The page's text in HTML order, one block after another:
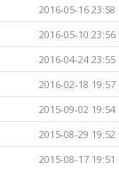
2016-05-16 23:58
2016-05-10 23:56
2016-04-24 23:55
2016-02-18 19:57
2015-09-02 19:54
2015-08-29 19:52
2015-08-17 19:51